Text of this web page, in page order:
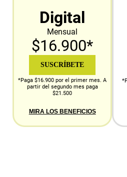
Digital
Mensual
$16.900*
SUSCRÍBETE
*Paga $16.900 por el primer mes. A
partir del segundo mes paga
$21.500
MIRA LOS BENEFICIOS